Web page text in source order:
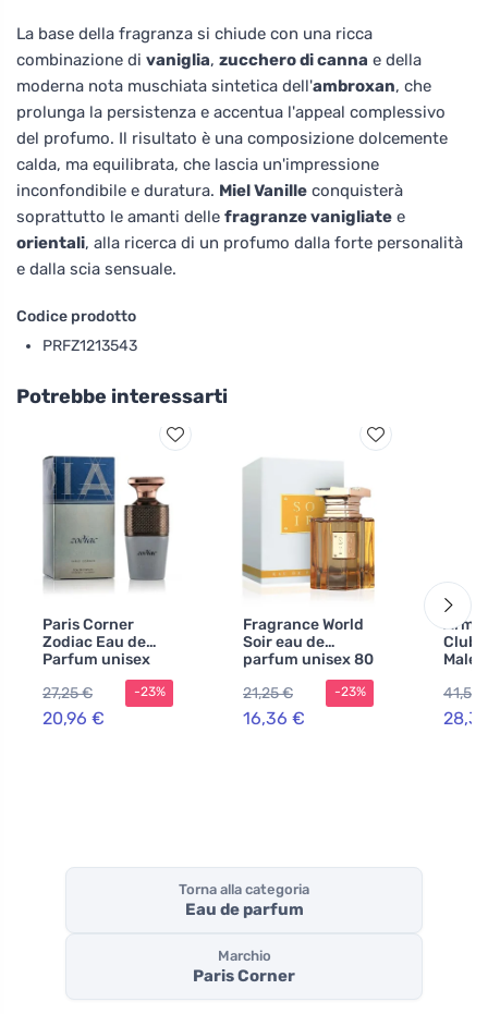
La base della fragranza si chiude con una ricca
combinazione di vaniglia, zucchero di canna e della
moderna nota muschiata sintetica dell'ambroxan, che
prolunga la persistenza e accentua l'appeal complessivo
del profumo. Il risultato è una composizione dolcemente
calda, ma equilibrata, che lascia un'impressione
inconfondibile e duratura. Miel Vanille conquisterà
soprattutto le amanti delle fragranze vanigliate e
orientali, alla ricerca di un profumo dalla forte personalità
e dalla scia sensuale.
Codice prodotto
PRFZ1213543
Potrebbe interessarti
Paris Corner
Zodiac Eau de
Parfum unisex
27,25 €
20,96 €
-23%
Fragrance World
Soir eau de
parfum unisex 80
21,25 €
16,36 €
-23%
Club
41,58
Torna alla categoria
Eau de parfum
Marchio
Paris Corner